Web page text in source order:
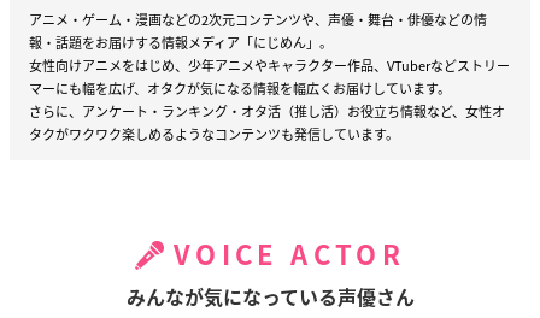
アニメ・ゲーム・漫画などの2次元コンテンツや、声優・舞台・俳優などの情
報・話題をお届けする情報メディア「にじめん」。
女性向けアニメをはじめ、少年アニメやキャラクター作品、VTuberなどストリー
マーにも幅を広げ、オタクが気になる情報を幅広くお届けしています。
さらに、アンケート・ランキング・オタ活（推し活）お役立ち情報など、女性オ
タクがワクワク楽しめるようなコンテンツも発信しています。
VOICE ACTOR
みんなが気になっている声優さん